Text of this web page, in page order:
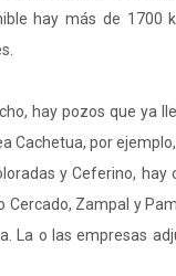
hay más de 1700
hay pozos que ya
Cachetua, por
y Ceferino, hay
Cercado, Zampal y
La o las empresas